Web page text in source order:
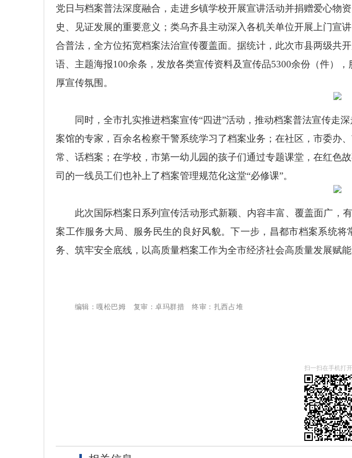
党日与档案普法深度融合，走进乡镇学校开展宣讲活动并捐赠爱心物
史、见证发展的重要意义；类乌齐县主动深入各机关单位开展上门宣
合普法，全方位拓宽档案法治宣传覆盖面。据统计，此次市县两级共
语、主题海报100余条，发放各类宣传资料及宣传品5300余份（件）
厚宣传氛围。
同时，全市扎实推进档案宣传“四进”活动，推动档案普法宣传走
案馆的专家，百余名检察干警系统学习了档案业务；在社区，市委办
常、话档案；在学校，市第一幼儿园的孩子们通过专题课堂，在红色
司的一线员工们也补上了档案管理规范化这堂“必修课”。
此次国际档案日系列宣传活动形式新颖、内容丰富、覆盖面广，
案工作服务大局、服务民生的良好风貌。下一步，昌都市档案系统
务、筑牢安全底线，以高质量档案工作为全市经济社会高质量发展赋能
编辑：嘎松巴姆 复审：卓玛群措 终审：扎西占堆
扫一扫在手机打